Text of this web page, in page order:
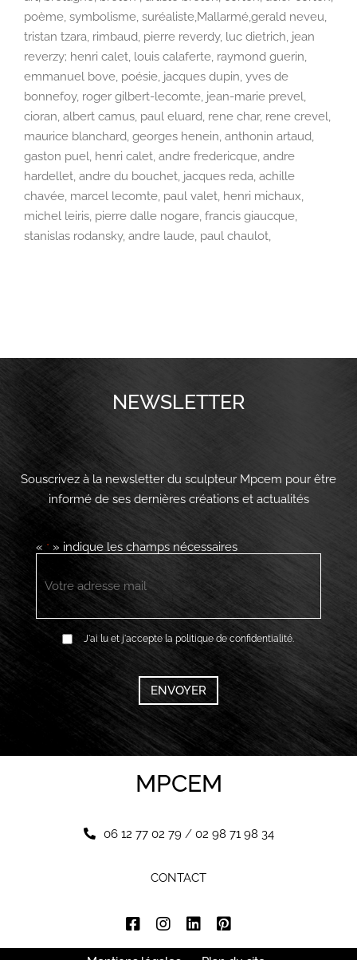
poème, symbolisme, suréaliste,Mallarmé,gerald neveu,
tristan tzara, rimbaud, pierre reverdy, luc dietrich, jean
reverzy; henri calet, louis calaferte, raymond guerin,
emmanuel bove, poésie, jacques dupin, yves de
bonnefoy, roger gilbert-lecomte, jean-marie prevel,
cioran, albert camus, paul eluard, rene char, rene crevel,
maurice blanchard, georges henein, anthonin artaud,
gaston puel, henri calet, andre fredericque, andre
hardellet, andre du bouchet, jacques reda, achille
chavée, marcel lecomte, paul valet, henri michaux,
michel leiris, pierre dalle nogare, francis giaucque,
stanislas rodansky, andre laude, paul chaulot,
NEWSLETTER
Souscrivez à la newsletter du sculpteur Mpcem pour être
informé de ses dernières créations et actualités
« *» indique les champs nécessaires
E-
RGPD J'ai lu et j'accepte la politique de confidentialité.
CAPTCHA
MPCEM
06 12 77 02 79/ 02 98 71 98 34
CONTACT